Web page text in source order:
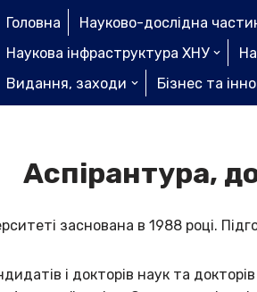
Головна Науково-дослідна
Наукова інфраструктура ХНУ
Видання, заходи
Бізнес та
Аспірантура,
заснована в 1988 році.
і докторів наук та